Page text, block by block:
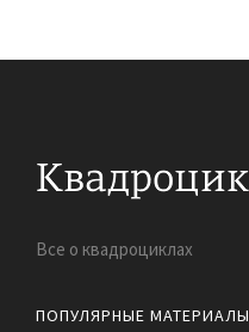
Все о квадроциклах
ПОПУЛЯРНЫЕ МАТЕРИАЛЫ